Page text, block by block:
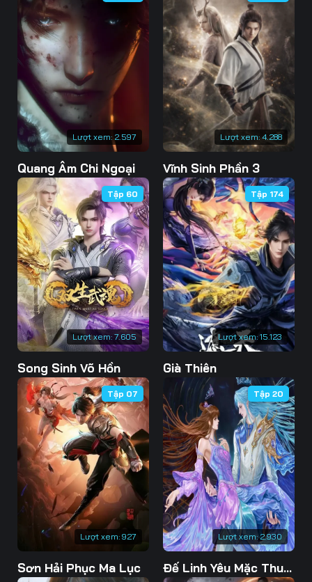
49 51
52 54
55 57
58 60
61 63
64 66
67 68 69
70 71 72
73 75
76 77 78
79 80 81
82 83 84
85 86 87
88 89 90
91 92 93
94 95 96
97 98 99
100 102
103 105
Lượt xem: 2.597
Quang Âm Chi Ngoại
Lượt xem: 4.288
Vĩnh Sinh Phần 3
Lượt xem: 7.605
Tập 60
Song Sinh Võ Hồn
Lượt xem: 15.123
Tập 174
Già Thiên
Lượt xem: 927
Tập 07
Sơn Hải Phục Ma Lục
Lượt xem: 2.930
Tập 20
Đế Linh Yêu Mặc Thuỷ Linh Lung